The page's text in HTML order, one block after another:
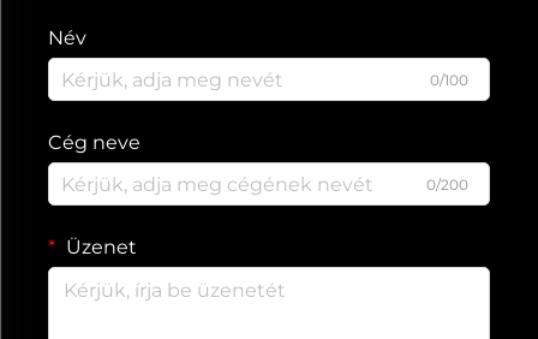
Név
0/100
Cég neve
0/200
Üzenet